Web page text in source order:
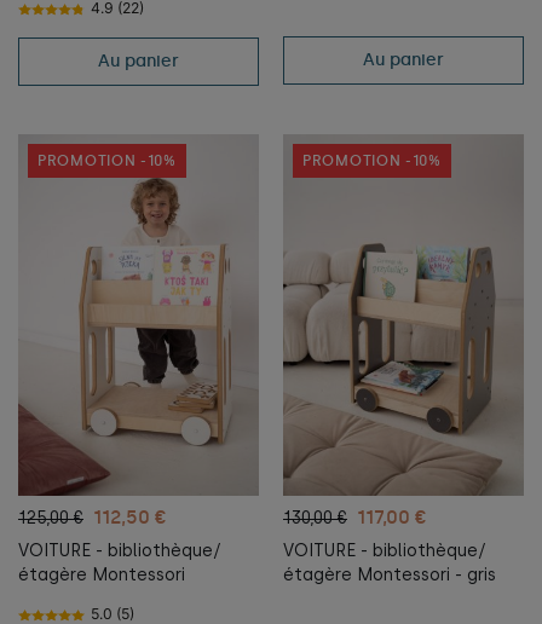
4.9 (22)
Au panier Au panier
125,00 € 112,50 €
VOITURE - bibliothèque/
étagère Montessori
5.0 (5)
PROMOTION -10%
130,00 € 117,00 €
VOITURE - bibliothèque/
étagère Montessori - gris
PROMOTION -10%